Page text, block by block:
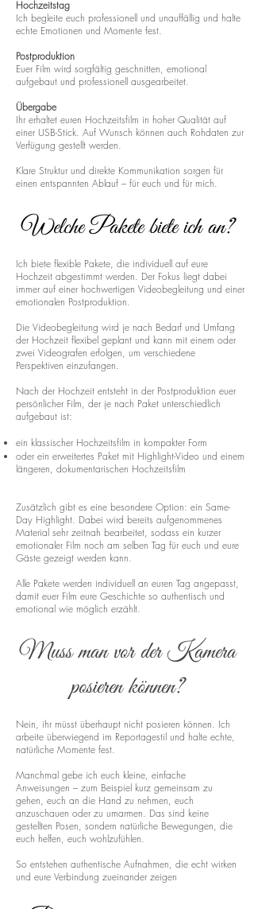
Hochzeitstag
Ich begleite euch professionell und unauffällig und halte
echte Emotionen und Momente fest.
Postproduktion
Euer Film wird sorgfältig geschnitten, emotional
aufgebaut und professionell ausgearbeitet.
Übergabe
Ihr erhaltet euren Hochzeitsfilm in hoher Qualität auf
einer USB-Stick. Auf Wunsch können auch Rohdaten zur
Verfügung gestellt werden.
Klare Struktur und direkte Kommunikation sorgen für
einen entspannten Ablauf – für euch und für mich.
Welche Pakete biete ich an?
Ich biete flexible Pakete, die individuell auf eure
Hochzeit abgestimmt werden. Der Fokus liegt dabei
immer auf einer hochwertigen Videobegleitung und einer
emotionalen Postproduktion.
Die Videobegleitung wird je nach Bedarf und Umfang
der Hochzeit flexibel geplant und kann mit einem oder
zwei Videografen erfolgen, um verschiedene
Perspektiven einzufangen.
Nach der Hochzeit entsteht in der Postproduktion euer
persönlicher Film, der je nach Paket unterschiedlich
aufgebaut ist:
ein klassischer Hochzeitsfilm in kompakter Form
oder ein erweitertes Paket mit Highlight-Video und einem
längeren, dokumentarischen Hochzeitsfilm
Zusätzlich gibt es eine besondere Option: ein Same-
Day Highlight. Dabei wird bereits aufgenommenes
Material sehr zeitnah bearbeitet, sodass ein kurzer
emotionaler Film noch am selben Tag für euch und eure
Gäste gezeigt werden kann.
Alle Pakete werden individuell an euren Tag angepasst,
damit euer Film eure Geschichte so authentisch und
emotional wie möglich erzählt.
Muss man vor der Kamera
posieren können?
Nein, ihr müsst überhaupt nicht posieren können. Ich
arbeite überwiegend im Reportagestil und halte echte,
natürliche Momente fest.
Manchmal gebe ich euch kleine, einfache
Anweisungen – zum Beispiel kurz gemeinsam zu
gehen, euch an die Hand zu nehmen, euch
anzuschauen oder zu umarmen. Das sind keine
gestellten Posen, sondern natürliche Bewegungen, die
euch helfen, euch wohlzufühlen.
So entstehen authentische Aufnahmen, die echt wirken
und eure Verbindung zueinander zeigen